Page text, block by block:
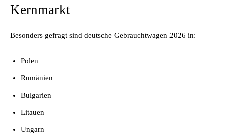
Kernmarkt
Besonders gefragt sind deutsche Gebrauchtwagen 2026 in:
Polen
Rumänien
Bulgarien
Litauen
Ungarn